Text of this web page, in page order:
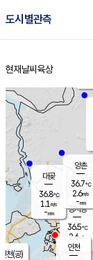
도시별관측
홈
현재날씨 육상
경서동
36.5℃
2.6 m/s
-mm
대곶
36.8℃
1.1 m/s
-mm
양촌
36.7℃
2.6m/s
-mm
인천(공)
인천